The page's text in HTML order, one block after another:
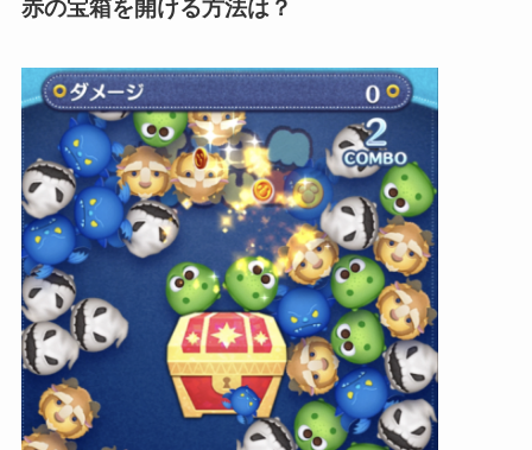
赤の宝箱を開ける方法は？